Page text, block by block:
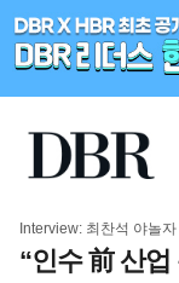
Interview: 최찬석 야놀자
“인수 前 산